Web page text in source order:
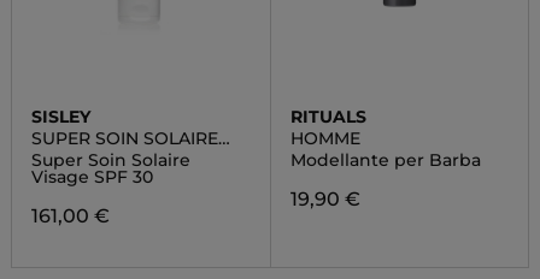
SISLEY
SUPER SOIN SOLAIRE
VISAGE SPF 30
Super Soin Solaire
Visage SPF 30
161,00 €
RITUALS
HOMME
Modellante per Barba
19,90 €